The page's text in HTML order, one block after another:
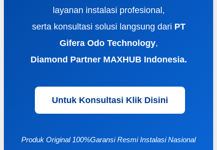
layanan instalasi profesional,
serta konsultasi solusi langsung dari PT
Gifera Odo Technology,
Diamond Partner MAXHUB Indonesia.
Untuk Konsultasi Klik Disini
Produk Original 100%Garansi ResmiInstalasi Nasional